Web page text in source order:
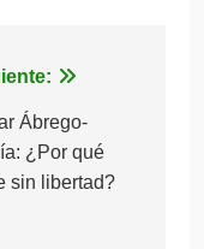
Ábrego-
¿Por qué
sin libertad?